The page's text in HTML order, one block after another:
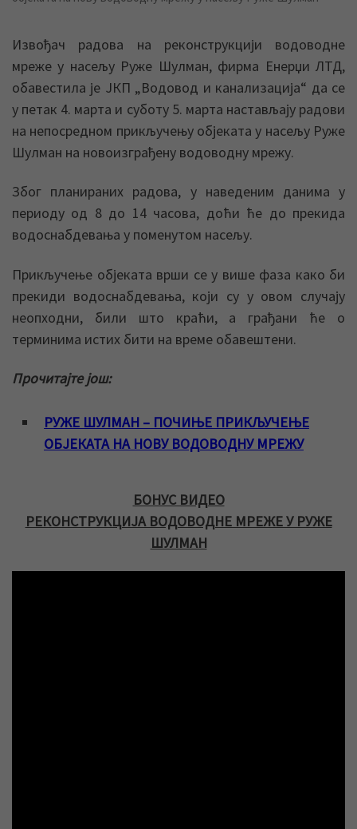
Извођач радова на реконструкцији водоводне
мреже у насељу Руже Шулман, фирма Енерџи ЛТД,
обавестила је ЈКП „Водовод и канализација“ да се
у петак 4. марта и суботу 5. марта настављају радови
на непосредном прикључењу објеката у насељу Руже
Шулман на новоизграђену водоводну мрежу.
Због планираних радова, у наведеним данима у
периоду од 8 до 14 часова, доћи ће до прекида
водоснабдевања у поменутом насељу.
Прикључење објеката врши се у више фаза како би
прекиди водоснабдевања, који су у овом случају
неопходни, били што краћи, а грађани ће о
терминима истих бити на време обавештени.
Прочитајте још:
РУЖЕ ШУЛМАН – ПОЧИЊЕ ПРИКЉУЧЕЊЕ
ОБЈЕКАТА НА НОВУ ВОДОВОДНУ МРЕЖУ
БОНУС ВИДЕО
РЕКОНСТРУКЦИЈА ВОДОВОДНЕ МРЕЖЕ У РУЖЕ
ШУЛМАН